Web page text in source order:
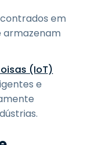
em
armazenam
(IoT)
e